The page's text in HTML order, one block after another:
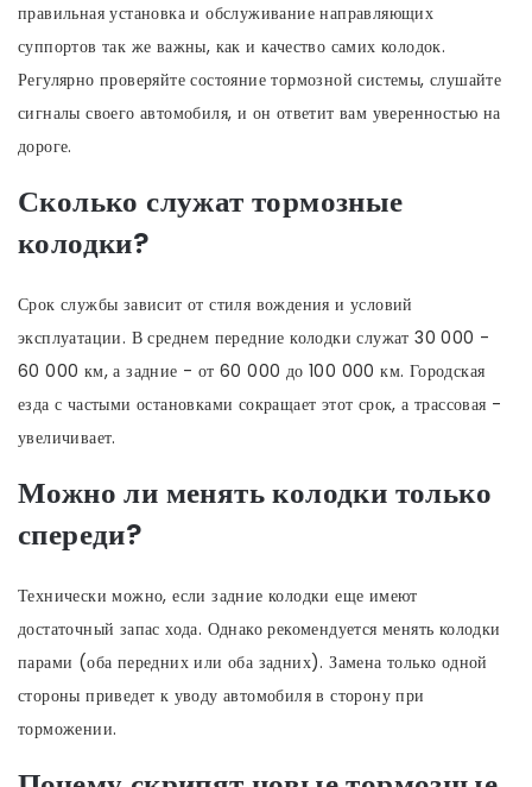
правильная установка и обслуживание направляющих
суппортов так же важны, как и качество самих колодок.
Регулярно проверяйте состояние тормозной системы, слушайте
сигналы своего автомобиля, и он ответит вам уверенностью на
дороге.
Сколько служат тормозные
колодки?
Срок службы зависит от стиля вождения и условий
эксплуатации. В среднем передние колодки служат 30 000 -
60 000 км, а задние - от 60 000 до 100 000 км. Городская
езда с частыми остановками сокращает этот срок, а трассовая -
увеличивает.
Можно ли менять колодки только
спереди?
Технически можно, если задние колодки еще имеют
достаточный запас хода. Однако рекомендуется менять колодки
парами (оба передних или оба задних). Замена только одной
стороны приведет к уводу автомобиля в сторону при
торможении.